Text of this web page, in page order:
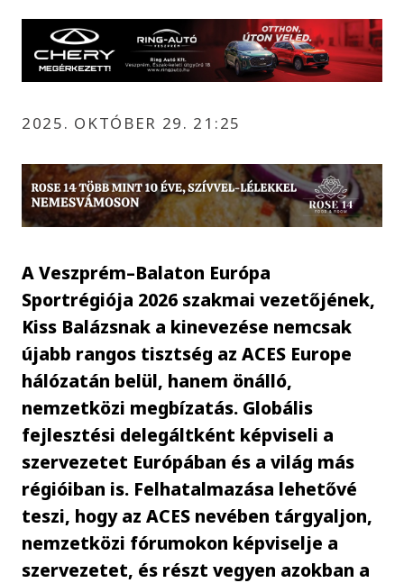
2025. OKTÓBER 29. 21:25
A Veszprém–Balaton Európa
Sportrégiója 2026 szakmai vezetőjének,
Kiss Balázsnak a kinevezése nemcsak
újabb rangos tisztség az ACES Europe
hálózatán belül, hanem önálló,
nemzetközi megbízatás. Globális
fejlesztési delegáltként képviseli a
szervezetet Európában és a világ más
régióiban is. Felhatalmazása lehetővé
teszi, hogy az ACES nevében tárgyaljon,
nemzetközi fórumokon képviselje a
szervezetet, és részt vegyen azokban a